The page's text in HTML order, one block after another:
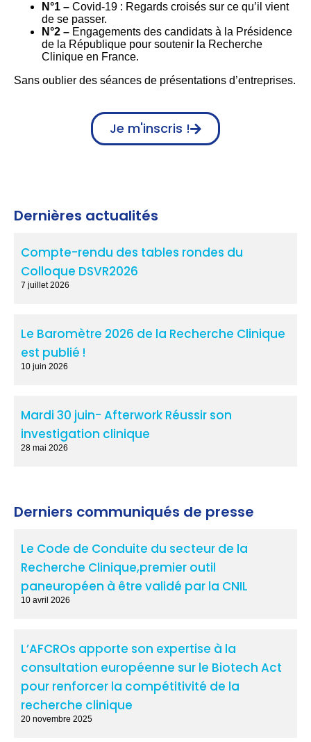
N°1 – Covid-19 : Regards croisés sur ce qu’il vient
de se passer.
N°2 – Engagements des candidats à la Présidence
de la République pour soutenir la Recherche
Clinique en France.
Sans oublier des séances de présentations d’entreprises.
Je m'inscris !
Dernières actualités
Compte-rendu des tables rondes du
Colloque DSVR2026
7 juillet 2026
Le Baromètre 2026 de la Recherche Clinique
est publié !
10 juin 2026
Mardi 30 juin- Afterwork Réussir son
investigation clinique
28 mai 2026
Derniers communiqués de presse
Le Code de Conduite du secteur de la
Recherche Clinique,premier outil
paneuropéen à être validé par la CNIL
10 avril 2026
L’AFCROs apporte son expertise à la
consultation européenne sur le Biotech Act
pour renforcer la compétitivité de la
recherche clinique
20 novembre 2025